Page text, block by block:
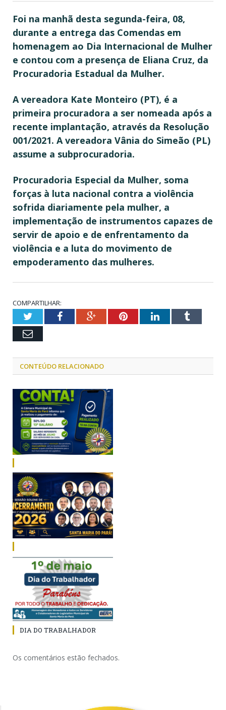
Foi na manhã desta segunda-feira, 08,
durante a entrega das Comendas em
homenagem ao Dia Internacional de Mulher
e contou com a presença de Eliana Cruz, da
Procuradoria Estadual da Mulher.
A vereadora Kate Monteiro (PT), é a
primeira procuradora a ser nomeada após a
recente implantação, através da Resolução
001/2021. A vereadora Vânia do Simeão (PL)
assume a subprocuradoria.
Procuradoria Especial da Mulher, soma
forças à luta nacional contra a violência
sofrida diariamente pela mulher, a
implementação de instrumentos capazes de
servir de apoio e de enfrentamento da
violência e a luta do movimento de
empoderamento das mulheres.
COMPARTILHAR:
TwitterFacebookGoogle+PinterestLinkedInTumblr
Email
CONTEÚDO RELACIONADO
DIA DO TRABALHADOR
Os comentários estão fechados.